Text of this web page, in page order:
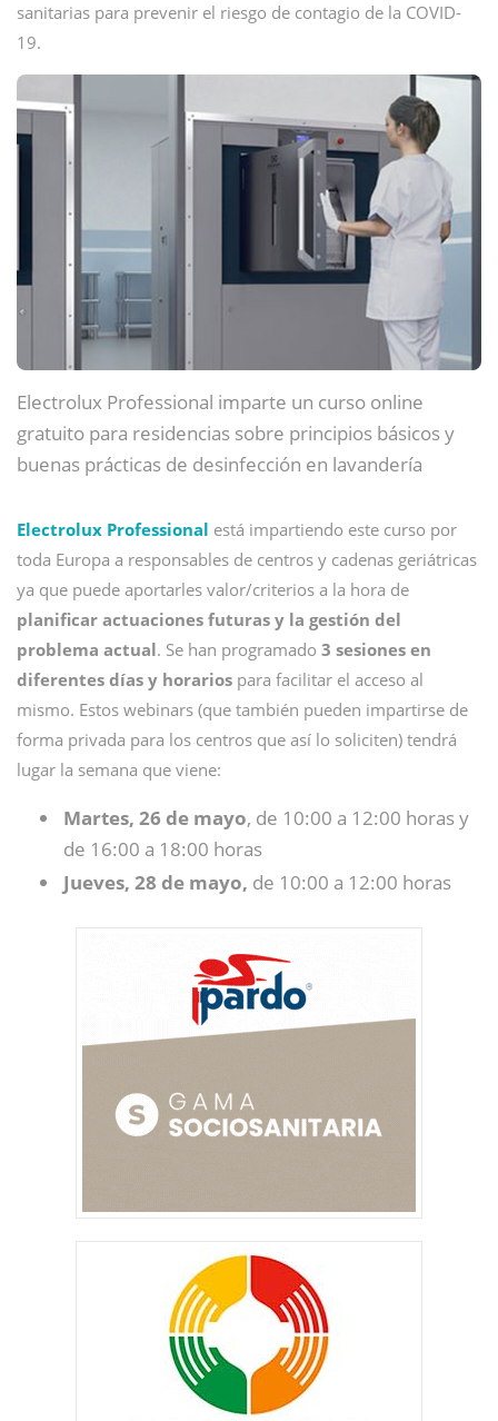
sanitarias para prevenir el riesgo de contagio de la COVID-
19.
Electrolux Professional imparte un curso online
gratuito para residencias sobre principios básicos y
buenas prácticas de desinfección en lavandería
Electrolux Professional está impartiendo este curso por
toda Europa a responsables de centros y cadenas geriátricas
ya que puede aportarles valor/criterios a la hora de
planificar actuaciones futuras y la gestión del
problema actual. Se han programado 3 sesiones en
diferentes días y horarios para facilitar el acceso al
mismo. Estos webinars (que también pueden impartirse de
forma privada para los centros que así lo soliciten) tendrá
lugar la semana que viene:
Martes, 26 de mayo, de 10:00 a 12:00 horas y
de 16:00 a 18:00 horas
Jueves, 28 de mayo, de 10:00 a 12:00 horas